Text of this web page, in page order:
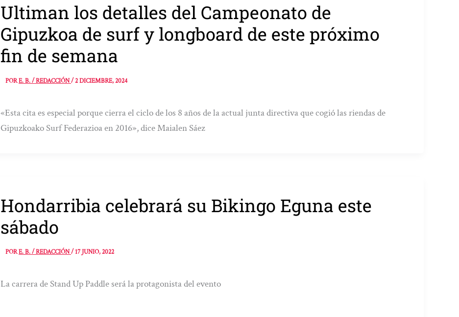
Ultiman los detalles del Campeonato de
Gipuzkoa de surf y longboard de este próximo
fin de semana
PORE. B. / REDACCIÓN/2 DICIEMBRE, 2024
«Esta cita es especial porque cierra el ciclo de los 8 años de la actual junta directiva que cogió las riendas de
Gipuzkoako Surf Federazioa en 2016», dice Maialen Sáez
Hondarribia celebrará su Bikingo Eguna este
sábado
PORE. B. / REDACCIÓN/17 JUNIO, 2022
La carrera de Stand Up Paddle será la protagonista del evento